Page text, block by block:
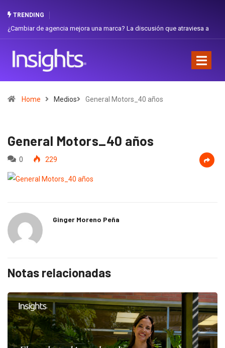
TRENDING
¿Cambiar de agencia mejora una marca? La discusión que atraviesa a
Home Medios General Motors_40 años
General Motors_40 años
0 229
Ginger Moreno Peña
Notas relacionadas